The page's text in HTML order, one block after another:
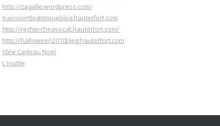
http://zagalle.wordpress.com/
transportlogistiqueblog.hautetfort.com
http://rechercheavocat.hautetfort.com/
http://halloween2010blog.hautetfort.com
Idée Cadeau Noël
L'inutile